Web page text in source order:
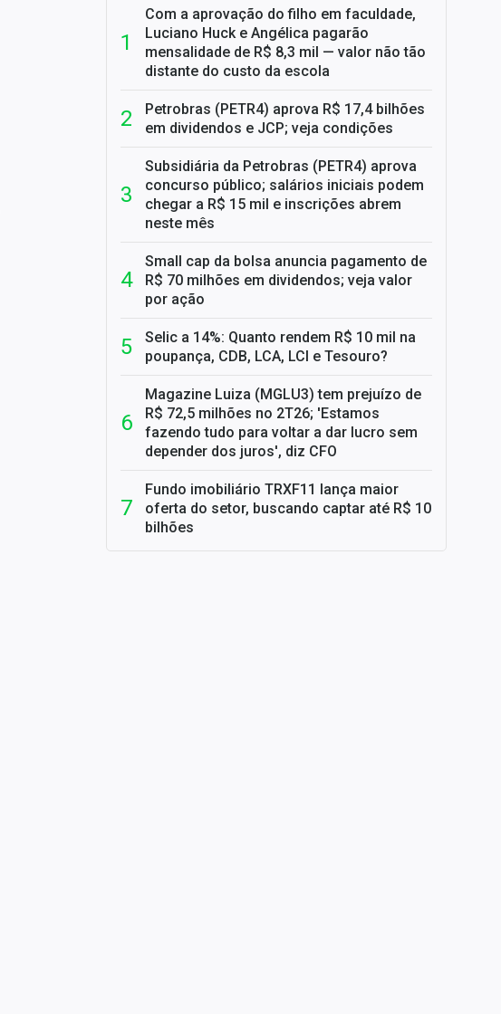
Com a aprovação do filho em faculdade,
Luciano Huck e Angélica pagarão
mensalidade de R$ 8,3 mil — valor não tão
distante do custo da escola
Petrobras (PETR4) aprova R$ 17,4 bilhões
em dividendos e JCP; veja condições
Subsidiária da Petrobras (PETR4) aprova
concurso público; salários iniciais podem
chegar a R$ 15 mil e inscrições abrem
neste mês
Small cap da bolsa anuncia pagamento de
R$ 70 milhões em dividendos; veja valor
por ação
Selic a 14%: Quanto rendem R$ 10 mil na
poupança, CDB, LCA, LCI e Tesouro?
Magazine Luiza (MGLU3) tem prejuízo de
R$ 72,5 milhões no 2T26; 'Estamos
fazendo tudo para voltar a dar lucro sem
depender dos juros', diz CFO
Fundo imobiliário TRXF11 lança maior
oferta do setor, buscando captar até R$ 10
bilhões